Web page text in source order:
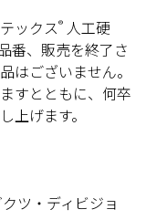
ックス® 人工硬
番、販売を終了さ
はございません。
すとともに、何卒
上げます。
ツ・ディビジョ